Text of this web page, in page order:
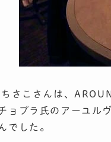
さこさんは、
ョプラ氏のアーユル
でした。